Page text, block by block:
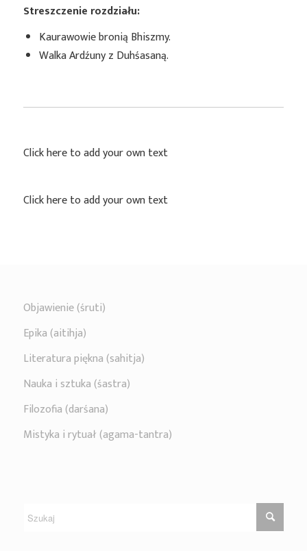
Streszczenie rozdziału:
Kaurawowie bronią Bhiszmy.
Walka Ardźuny z Duhśasaną.
Click here to add your own text
Click here to add your own text
Objawienie (śruti)
Epika (aitihja)
Literatura piękna (sahitja)
Nauka i sztuka (śastra)
Filozofia (darśana)
Mistyka i rytuał (agama-tantra)